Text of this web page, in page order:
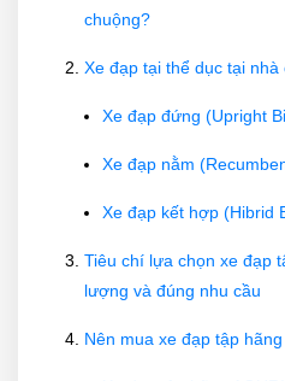
chuộng?
Xe đạp tại thể dục tại
Xe đạp đứng (Upright
Xe đạp nằm
Xe đạp kết hợp (Hibrid
Tiêu chí lựa chọn xe đạp
lượng và đúng nhu cầu
Nên mua xe đạp tập